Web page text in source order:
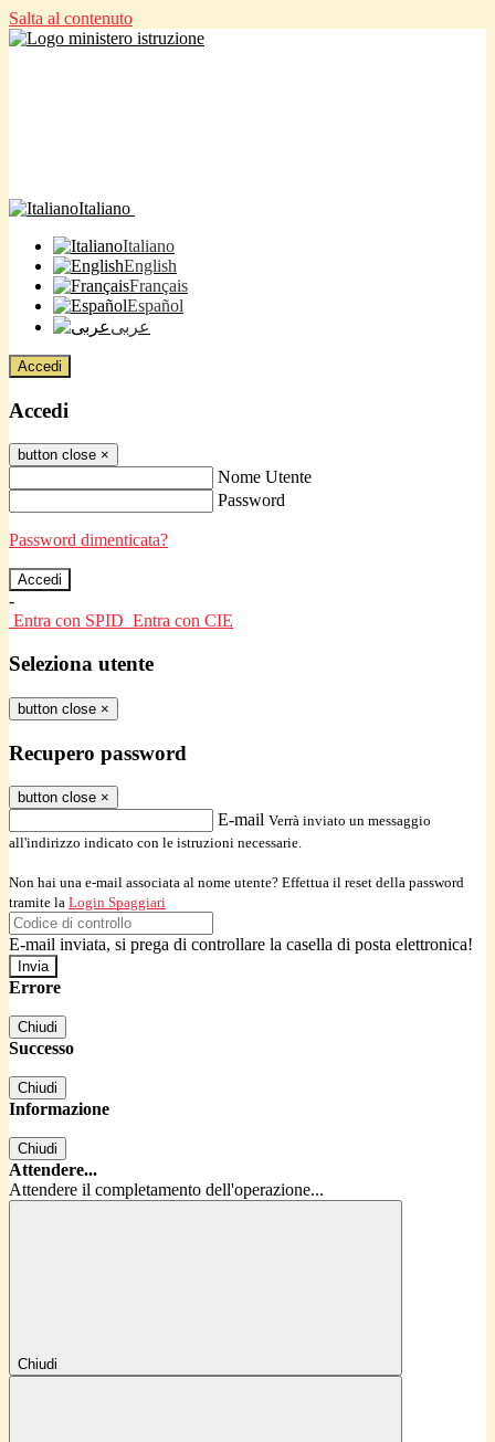
Salta al contenuto
Italiano
Italiano
English
Français
Español
عربى
Accedi
Accedi
button close ×
Nome Utente
Password
Password dimenticata?
-
Entra con SPID Entra con CIE
Seleziona utente
button close ×
Recupero password
button close ×
E-mail Verrà inviato un messaggio
all'indirizzo indicato con le istruzioni necessarie.
Non hai una e-mail associata al nome utente? Effettua il reset della password
tramite la Login Spaggiari
E-mail inviata, si prega di controllare la casella di posta elettronica!
Errore
Chiudi
Successo
Chiudi
Informazione
Chiudi
Attendere...
Attendere il completamento dell'operazione...
Chiudi